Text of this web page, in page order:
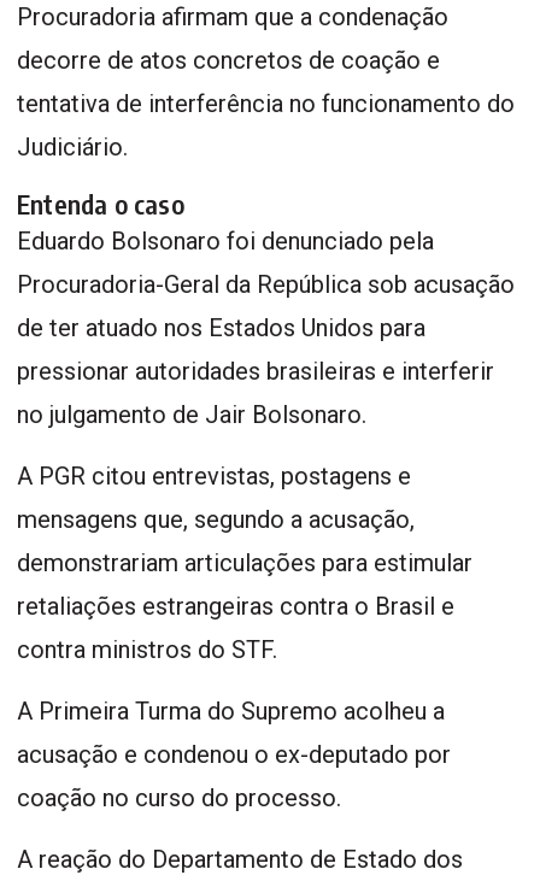
Procuradoria afirmam que a condenação
decorre de atos concretos de coação e
tentativa de interferência no funcionamento do
Judiciário.
Entenda o caso
Eduardo Bolsonaro foi denunciado pela
Procuradoria-Geral da República sob acusação
de ter atuado nos Estados Unidos para
pressionar autoridades brasileiras e interferir
no julgamento de Jair Bolsonaro.
A PGR citou entrevistas, postagens e
mensagens que, segundo a acusação,
demonstrariam articulações para estimular
retaliações estrangeiras contra o Brasil e
contra ministros do STF.
A Primeira Turma do Supremo acolheu a
acusação e condenou o ex-deputado por
coação no curso do processo.
A reação do Departamento de Estado dos